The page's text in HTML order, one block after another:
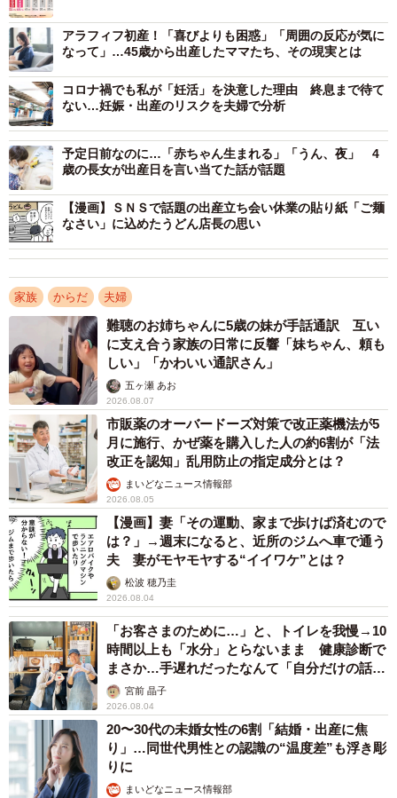
同社は「不妊治療の費用が50万円未満で済んだ方がいる一
方で、半数以上の方が最低でも50万円以上かかっているこ
とが明らかになりました」とするとともに、「20％以上の
方が2年以上の治療期間を経て妊娠・出産に至ったことがわ
かります」と説明しています。
3/5
（提供画像）
また、「不妊治療中に“ストレス”となったことを教えてくだ
さい（複数回答可）」と質問したところ、「費用がかか
る」という回答が67.3％と最も多く、次いで「先が見えな
い不安」52.7％、「仕事との両立（時間面）」48.7％、
「治療による身体的負担」43.3％、「配偶者・交際相手と
の温度感の違い」26.8％…と続きました。
半数以上の方が、金銭面や将来のことに不安を感じていた
という結果について、同社は「不妊治療をはじめとする、
少子化問題の先駆けとして『不妊治療の保険適用』といっ
た子育て支援関連の制度が充実すると、金銭的負担が軽く
なる方は少なくないでしょう。また、金銭的負担だけでな
く、働きながら出産や子育てができるような環境づくりも
アラフィフ初産！「喜びよりも困惑」「周囲の反応が気に
なって」…45歳から出産したママたち、その現実とは
コロナ禍でも私が「妊活」を決意した理由 終息まで待て
ない…妊娠・出産のリスクを夫婦で分析
予定日前なのに…「赤ちゃん生まれる」「うん、夜」 4
歳の長女が出産日を言い当てた話が話題
【漫画】ＳＮＳで話題の出産立ち会い休業の貼り紙「ご麺
なさい」に込めたうどん店長の思い
家族 からだ 夫婦
難聴のお姉ちゃんに5歳の妹が手話通訳 互い
に支え合う家族の日常に反響「妹ちゃん、頼も
しい」「かわいい通訳さん」
五ヶ瀬 あお
2026.08.07
市販薬のオーバードーズ対策で改正薬機法が5
月に施行、かぜ薬を購入した人の約6割が「法
改正を認知」乱用防止の指定成分とは？
まいどなニュース情報部
2026.08.05
【漫画】妻「その運動、家まで歩けば済むので
は？」→週末になると、近所のジムへ車で通う
夫 妻がモヤモヤする“イイワケ”とは？
松波 穂乃圭
2026.08.04
「お客さまのために…」と、トイレを我慢→10
時間以上も「水分」とらないまま 健康診断で
まさか…手遅れだったなんて「自分だけの話で
はなく、日本中で起きている問題では？」
宮前 晶子
2026.08.04
20〜30代の未婚女性の6割「結婚・出産に焦
り」…同世代男性との認識の“温度差”も浮き彫
りに
まいどなニュース情報部